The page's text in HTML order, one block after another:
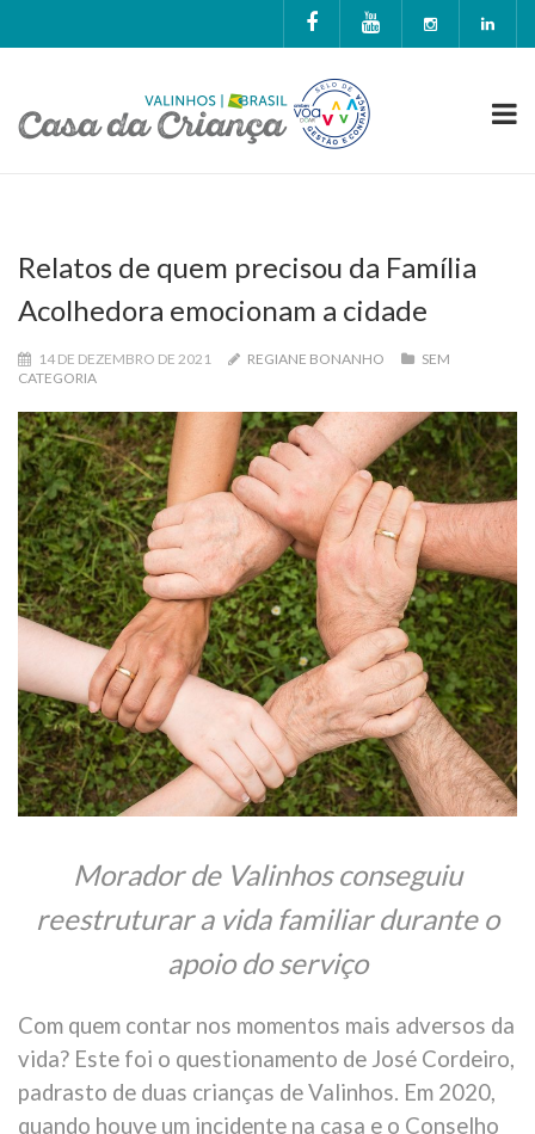
Relatos de quem precisou da Família
Acolhedora emocionam a cidade
14 DE DEZEMBRO DE 2021 REGIANE BONANHO
SEM
CATEGORIA
Morador de Valinhos conseguiu
reestruturar a vida familiar durante o
apoio do serviço
Com quem contar nos momentos mais adversos da
vida? Este foi o questionamento de José Cordeiro,
padrasto de duas crianças de Valinhos. Em 2020,
quando houve um incidente na casa e o Conselho